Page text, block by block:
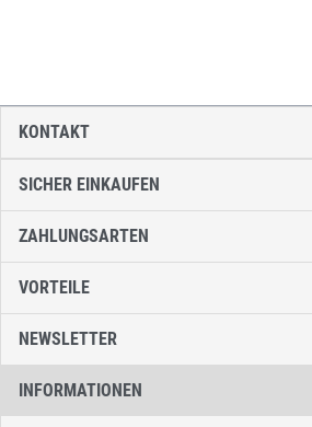
SICHER EINKAUFEN
ZAHLUNGSARTEN
VORTEILE
NEWSLETTER
INFORMATIONEN
KONTAKT